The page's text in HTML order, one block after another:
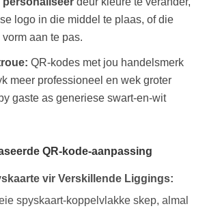
logo in die middel te plaas, of die
vorm aan te pas.
QR-kodes met jou handelsmerk
meer professioneel en wek groter
gaste as generiese swart-en-wit
QR-kode-aanpassing
vir Verskillende Liggings:
spyskaart-koppelvlakke skep, almal